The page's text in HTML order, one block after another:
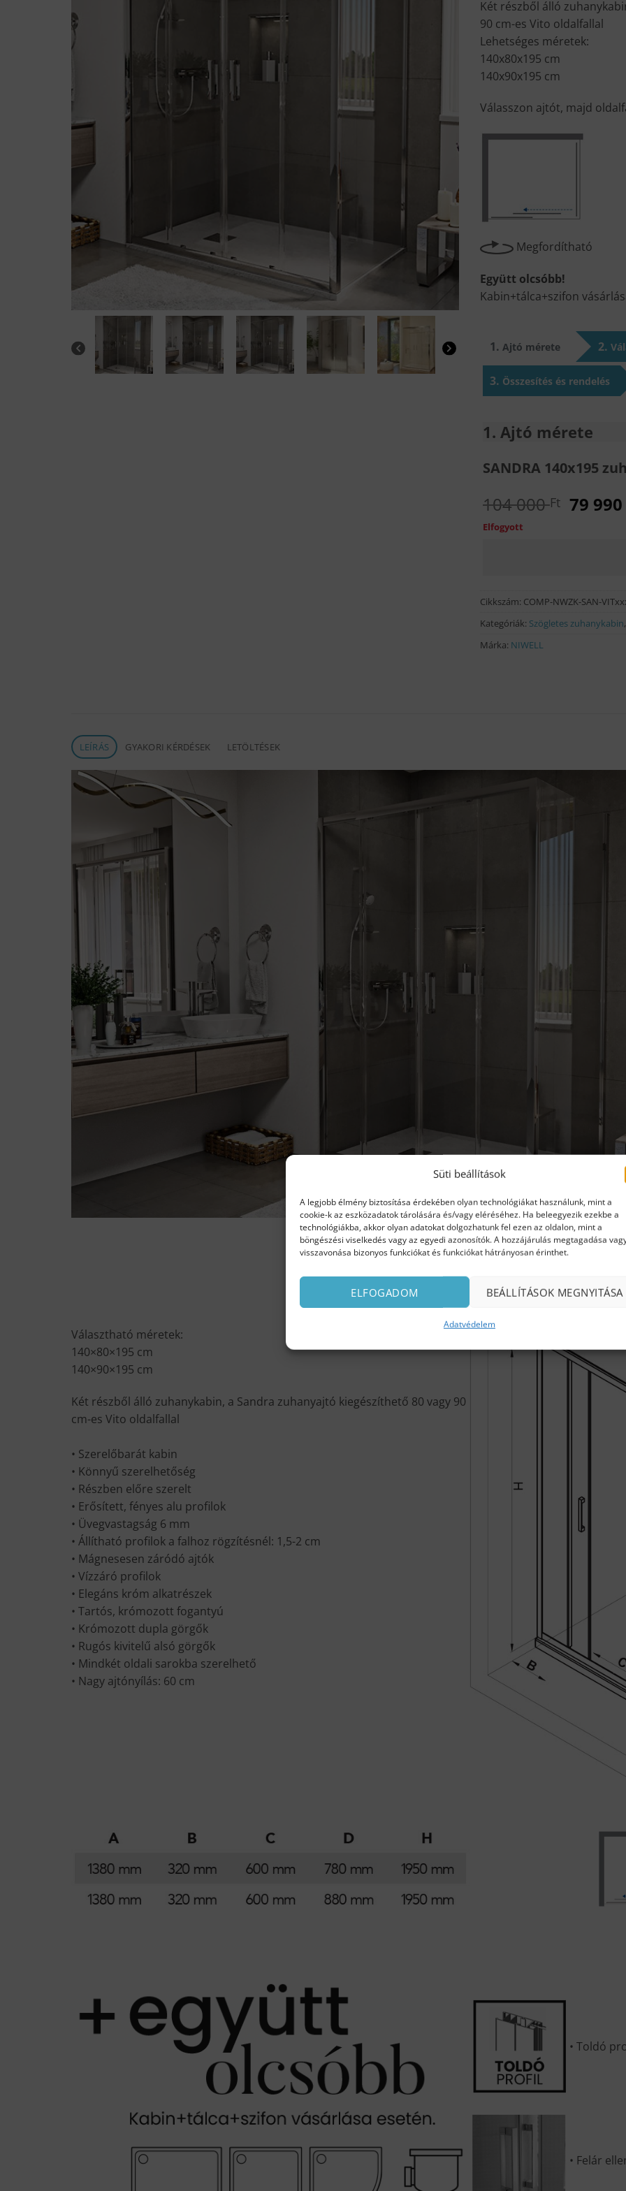
Süti beállítások
A legjobb élmény biztosítása érdekében olyan technológiákat használunk, mint a
cookie-k az eszközadatok tárolására és/vagy eléréséhez. Ha beleegyezik ezekbe a
technológiákba, akkor olyan adatokat dolgozhatunk fel ezen az oldalon, mint a
böngészési viselkedés vagy az egyedi azonosítók. A hozzájárulás megtagadása
visszavonása bizonyos funkciókat és funkciókat hátrányosan érinthet.
ELFOGADOM BEÁLLÍTÁSOK MEGNYITÁSA
Adatvédelem
Két részből álló
90 cm-es Vito oldalfallal
Lehetséges méretek:
140x80x195 cm
140x90x195 cm
Válasszon ajtót, majd
Megfordítható
Együtt olcsóbb!
Kabin+tálca+szifon
1 Ajtó mérete 2
3 Összesítés és rendelés
1 Ajtó mérete
SANDRA 140x195
104 000Ft 79
Elfogyott
Cikkszám: COMP-NWZK-SAN-
Kategóriák: Szögletes zuhanykabin
Márka: NIWELL
LEÍRÁS GYAKORI KÉRDÉSEK LETÖLTÉSEK
Választható méretek:
140×80×195 cm
140×90×195 cm
Két részből álló zuhanykabin, a Sandra zuhanyajtó kiegészíthető 80 vagy 90
cm-es Vito oldalfallal
• Szerelőbarát kabin
• Könnyű szerelhetőség
• Részben előre szerelt
• Erősített, fényes alu profilok
• Üvegvastagság 6 mm
• Állítható profilok a falhoz rögzítésnél: 1,5-2 cm
• Mágnesesen záródó ajtók
• Vízzáró profilok
• Elegáns króm alkatrészek
• Tartós, krómozott fogantyú
• Krómozott dupla görgők
• Rugós kivitelű alsó görgők
• Mindkét oldali sarokba szerelhető
• Nagy ajtónyílás: 60 cm
• Toldó
• Felár